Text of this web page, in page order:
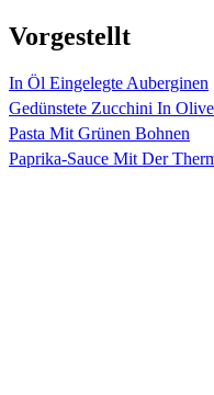
Vorgestellt
In Öl Eingelegte Auberginen
Gedünstete Zucchini In
Pasta Mit Grünen Bohnen
Paprika-Sauce Mit Der